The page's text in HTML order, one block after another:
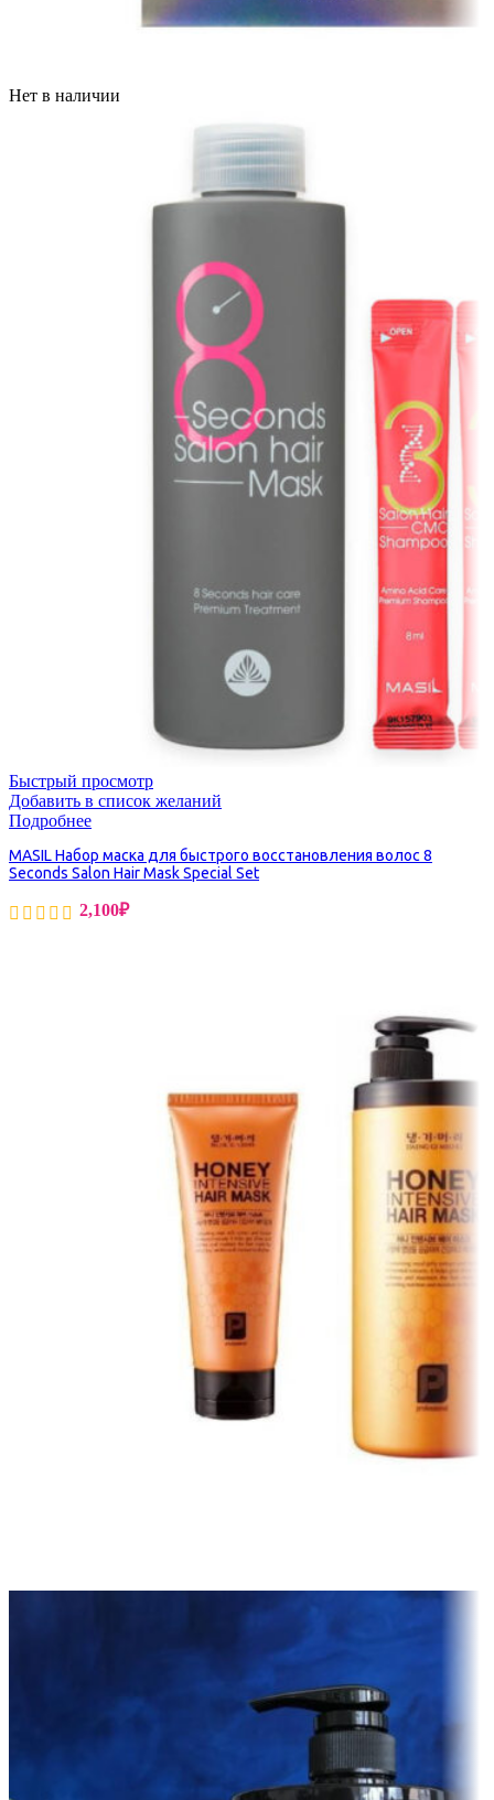
Нет в наличии
Быстрый просмотр
Добавить в список желаний
Подробнее
MASIL Набор маска для быстрого восстановления волос 8
Seconds Salon Hair Mask Special Set
2,100₽